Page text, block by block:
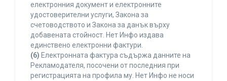
електронния документ и електронните
удостоверителни услуги, Закона за
счетоводството и Закона за данък върху
добавената стойност. Нет Инфо издава
единствено електронни фактури.
(6) Електронната фактура съдържа данните на
Рекламодателя, посочени от последния при
регистрацията на профила му. Нет Инфо не носи